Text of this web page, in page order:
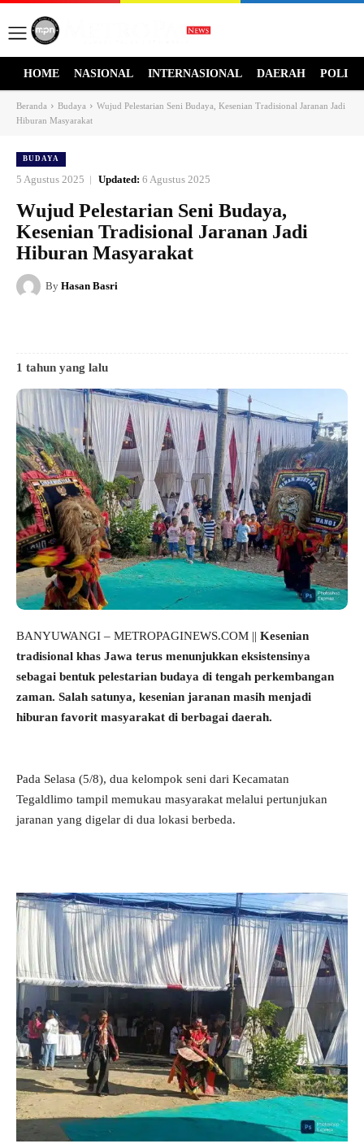
HOME NASIONAL INTERNASIONAL DAERAH
Beranda Budaya
Wujud Pelestarian Seni Budaya, Kesenian Tradisional Jaranan Jadi
Hiburan Masyarakat
BUDAYA
5 Agustus 2025 Updated: 6 Agustus 2025
Wujud Pelestarian Seni Budaya,
Kesenian Tradisional Jaranan Jadi
Hiburan Masyarakat
By Hasan Basri
1 tahun yang lalu
BANYUWANGI – METROPAGINEWS.COM || Kesenian
tradisional khas Jawa terus menunjukkan eksistensinya
sebagai bentuk pelestarian budaya di tengah perkembangan
zaman. Salah satunya, kesenian jaranan masih menjadi
hiburan favorit masyarakat di berbagai daerah.
Pada Selasa (5/8), dua kelompok seni dari Kecamatan
Tegaldlimo tampil memukau masyarakat melalui pertunjukan
jaranan yang digelar di dua lokasi berbeda.